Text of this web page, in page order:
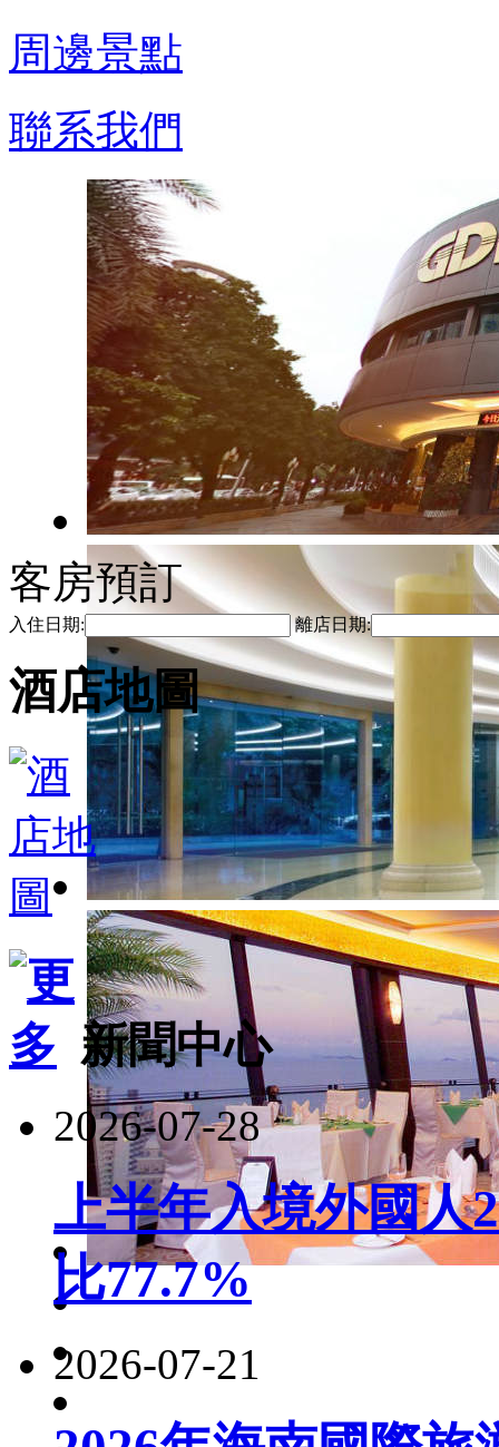
周邊景點
聯系我們
客房預訂
入住日期: 離店日期:
酒店地圖
新聞中心
2026-07-28
上半年入境外國人
比77.7%
2026-07-21